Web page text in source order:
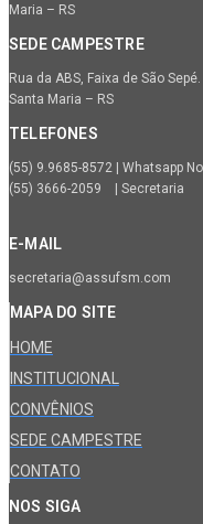
Maria – RS
SEDE CAMPESTRE
Rua da ABS, Faixa de São Sepé.
Santa Maria – RS
TELEFONES
(55) 9.9685-8572 | Whatsapp
(55) 3666-2059 | Secretaria
E-MAIL
secretaria@assufsm.com
MAPA DO SITE
HOME
INSTITUCIONAL
CONVÊNIOS
SEDE CAMPESTRE
CONTATO
NOS SIGA